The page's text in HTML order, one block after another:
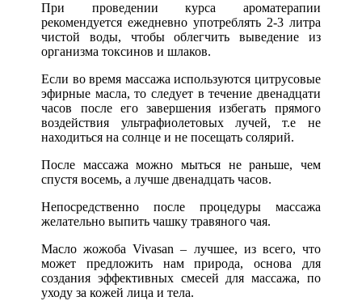
При проведении курса ароматерапии
рекомендуется ежедневно употреблять 2-3 литра
чистой воды, чтобы облегчить выведение из
организма токсинов и шлаков.
Если во время массажа используются цитрусовые
эфирные масла, то следует в течение двенадцати
часов после его завершения избегать прямого
воздействия ультрафиолетовых лучей, т.е не
находиться на солнце и не посещать солярий.
После массажа можно мыться не раньше, чем
спустя восемь, а лучше двенадцать часов.
Непосредственно после процедуры массажа
желательно выпить чашку травяного чая.
Масло жожоба Vivasan – лучшее, из всего, что
может предложить нам природа, основа для
создания эффективных смесей для массажа, по
уходу за кожей лица и тела.